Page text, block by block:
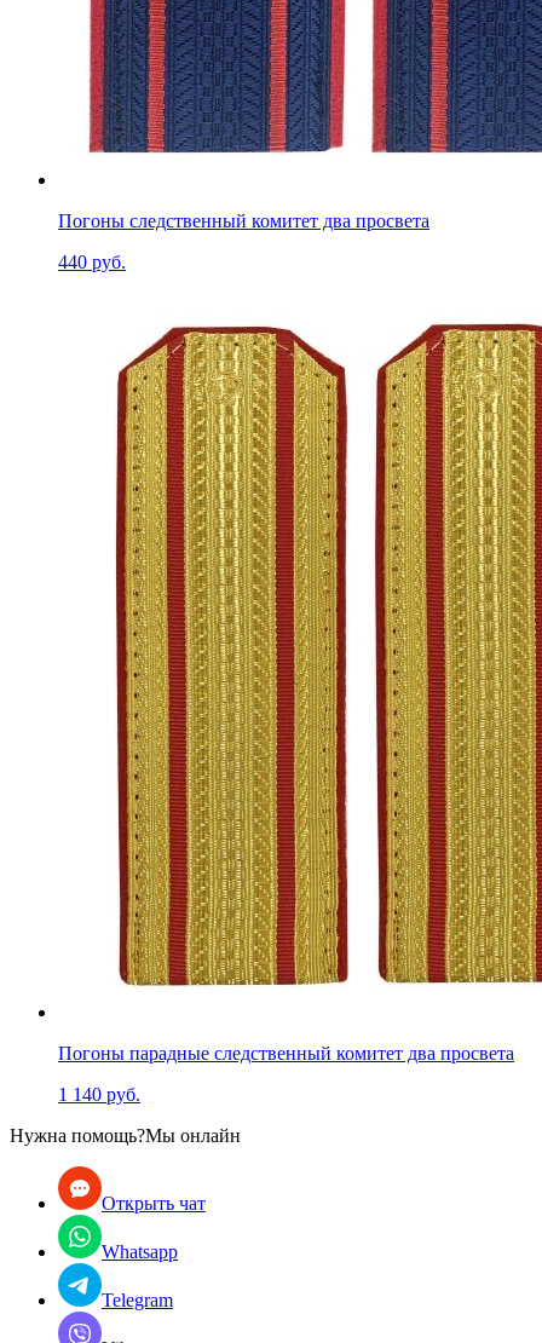
Погоны следственный комитет два просвета
440 руб.
Погоны парадные следственный комитет два просвета
1 140 руб.
Нужна помощь?Мы онлайн
Открыть чат
Whatsapp
Telegram